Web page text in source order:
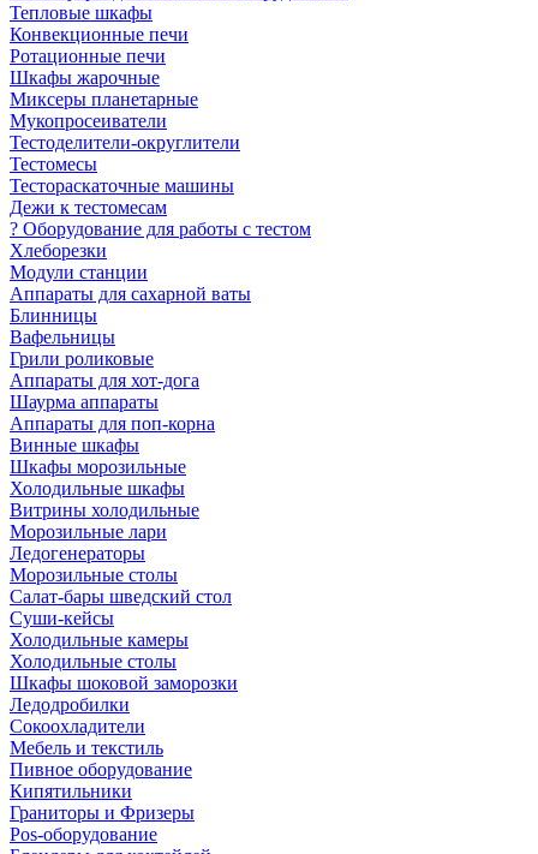
Тепловые шкафы
Конвекционные печи
Ротационные печи
Шкафы жарочные
Миксеры планетарные
Мукопросеиватели
Тестоделители-округлители
Тестомесы
Тестораскаточные машины
Дежи к тестомесам
? Оборудование для работы с тестом
Хлеборезки
Модули станции
Аппараты для сахарной ваты
Блинницы
Вафельницы
Грили роликовые
Аппараты для хот-дога
Шаурма аппараты
Аппараты для поп-корна
Винные шкафы
Шкафы морозильные
Холодильные шкафы
Витрины холодильные
Морозильные лари
Ледогенераторы
Морозильные столы
Салат-бары шведский стол
Суши-кейсы
Холодильные камеры
Холодильные столы
Шкафы шоковой заморозки
Ледодробилки
Сокоохладители
Мебель и текстиль
Пивное оборудование
Кипятильники
Граниторы и Фризеры
Pos-оборудование